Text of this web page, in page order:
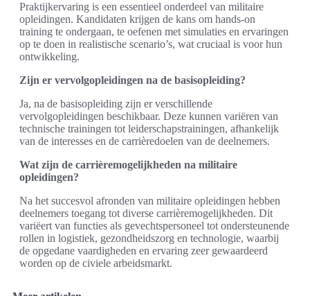
Praktijkervaring is een essentieel onderdeel van militaire
opleidingen. Kandidaten krijgen de kans om hands-on
training te ondergaan, te oefenen met simulaties en ervaringen
op te doen in realistische scenario’s, wat cruciaal is voor hun
ontwikkeling.
Zijn er vervolgopleidingen na de basisopleiding?
Ja, na de basisopleiding zijn er verschillende
vervolgopleidingen beschikbaar. Deze kunnen variëren van
technische trainingen tot leiderschapstrainingen, afhankelijk
van de interesses en de carrièredoelen van de deelnemers.
Wat zijn de carrièremogelijkheden na militaire
opleidingen?
Na het succesvol afronden van militaire opleidingen hebben
deelnemers toegang tot diverse carrièremogelijkheden. Dit
variëert van functies als gevechtspersoneel tot ondersteunende
rollen in logistiek, gezondheidszorg en technologie, waarbij
de opgedane vaardigheden en ervaring zeer gewaardeerd
worden op de civiele arbeidsmarkt.